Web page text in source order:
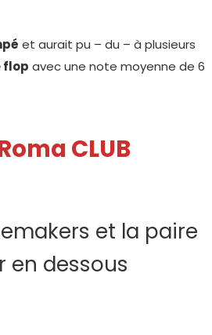
et aurait pu – du – à plusieurs
flop avec une note moyenne de 6
CLUB
et la paire
en dessous